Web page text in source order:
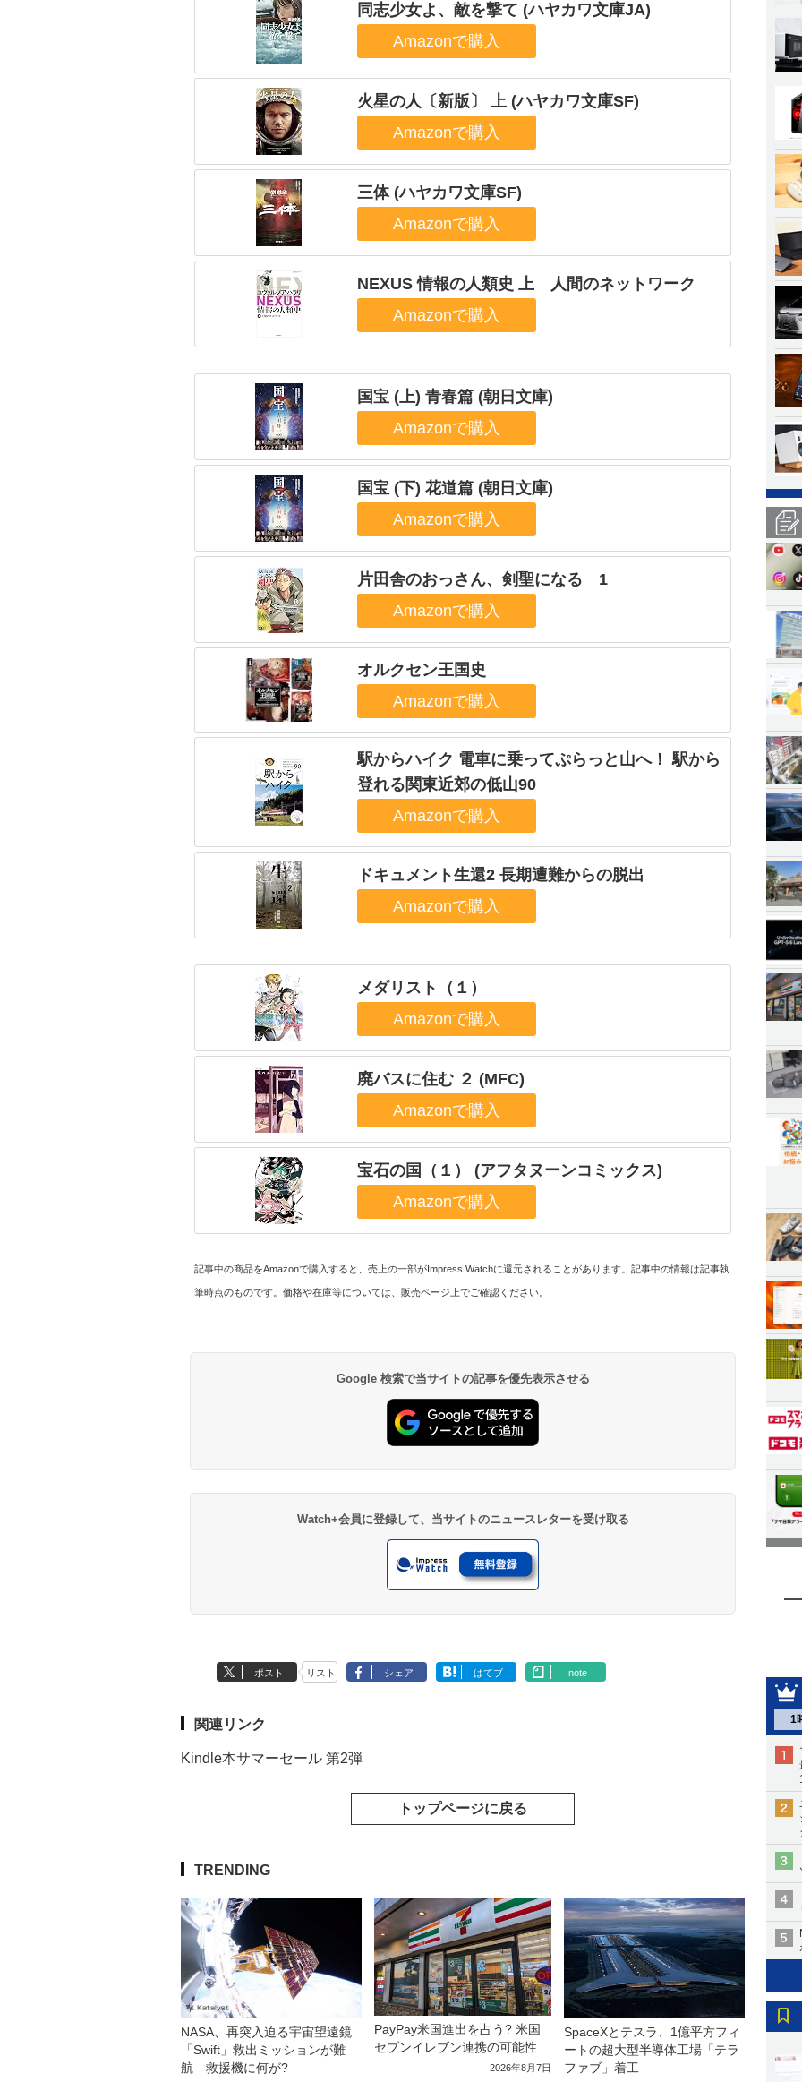
1
同志少女よ、敵を撃て (ハヤカワ文庫JA)
火星の人〔新版〕 上 (ハヤカワ文庫SF)
三体 (ハヤカワ文庫SF)
NEXUS 情報の人類史 上 人間のネットワーク
国宝 (上) 青春篇 (朝日文庫)
国宝 (下) 花道篇 (朝日文庫)
片田舎のおっさん、剣聖になる 1
オルクセン王国史
駅からハイク 電車に乗ってぷらっと山へ！ 駅から
登れる関東近郊の低山90
ドキュメント生還2 長期遭難からの脱出
メダリスト（１）
廃バスに住む ２ (MFC)
宝石の国（１） (アフタヌーンコミックス)
記事中の商品をAmazonで購入すると、売上の一部がImpress Watchに還元されることがあります。記事中の情報は記事執
筆時点のものです。価格や在庫等については、販売ページ上でご確認ください。
Google 検索で当サイトの記事を優先表示させる
Watch+会員に登録して、当サイトのニュースレターを受け取る
ポスト リスト シェア はてブ note
関連リンク
Kindle本サマーセール 第2弾
トップページに戻る
TRENDING
NASA、再突入迫る宇宙望遠鏡
「Swift」救出ミッションが難
航 救援機に何が?
PayPay米国進出を占う? 米国
セブンイレブン連携の可能性
2026年8月7日
SpaceXとテスラ、1億平方フィ
ートの超大型半導体工場「テラ
ファブ」着工